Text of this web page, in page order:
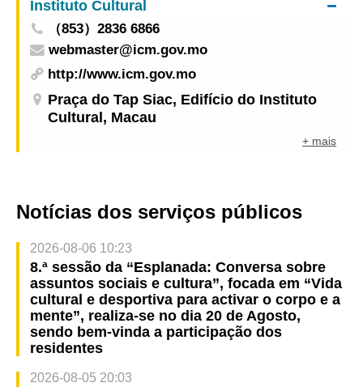
Instituto Cultural
（853）2836 6866
webmaster@icm.gov.mo
http://www.icm.gov.mo
Praça do Tap Siac, Edifício do Instituto
Cultural, Macau
+ mais
Notícias dos serviços públicos
2026-08-06 10:23
8.ª sessão da “Esplanada: Conversa sobre
assuntos sociais e cultura”, focada em “Vida
cultural e desportiva para activar o corpo e a
mente”, realiza-se no dia 20 de Agosto,
sendo bem-vinda a participação dos
residentes
2026-08-05 20:03